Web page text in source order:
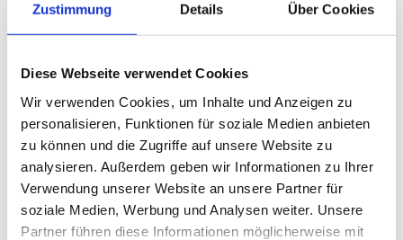
Zustimmung Details Über Cookies
Diese Webseite verwendet Cookies
Wir verwenden Cookies, um Inhalte und Anzeigen zu
personalisieren, Funktionen für soziale Medien anbieten
zu können und die Zugriffe auf unsere Website zu
analysieren. Außerdem geben wir Informationen zu Ihrer
Verwendung unserer Website an unsere Partner für
soziale Medien, Werbung und Analysen weiter. Unsere
Partner führen diese Informationen möglicherweise mit